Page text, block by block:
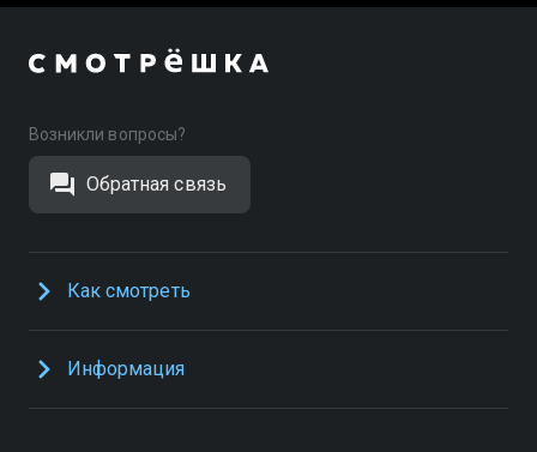
Возникли вопросы?
Обратная связь
Как смотреть
Информация